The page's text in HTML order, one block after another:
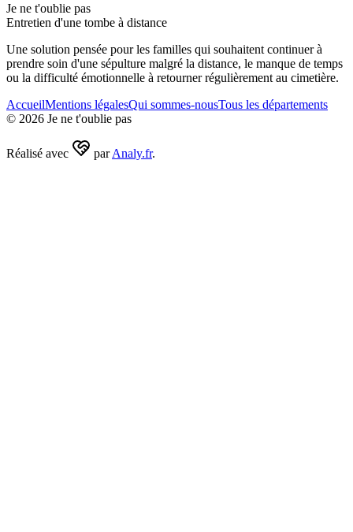
Je ne t'oublie pas
Entretien d'une tombe à distance
Une solution pensée pour les familles qui souhaitent continuer à
prendre soin d'une sépulture malgré la distance, le manque de temps
ou la difficulté émotionnelle à retourner régulièrement au cimetière.
AccueilMentions légalesQui sommes-nousTous les départements
© 2026 Je ne t'oublie pas
Réalisé avec par Analy.fr.